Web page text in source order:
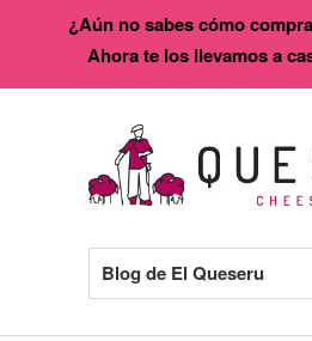
Blog de El Queseru
¿Aún no sabes cómo
Ahora te los llevamos a